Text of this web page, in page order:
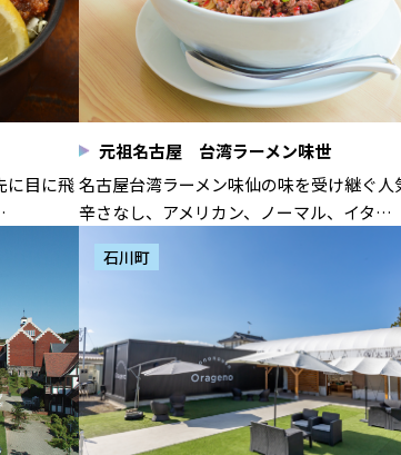
に目に飛
元祖名古屋 台湾ラーメン味世
名古屋台湾ラーメン味仙の味を受け継ぐ人
辛さなし、アメリカン、ノーマル、イタ…
石川町